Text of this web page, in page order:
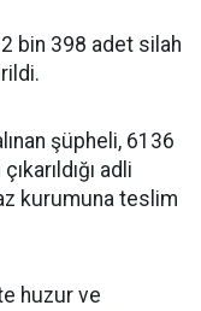
bin 398 adet silah
şüpheli, 6136
adli
kurumuna teslim
huzur ve